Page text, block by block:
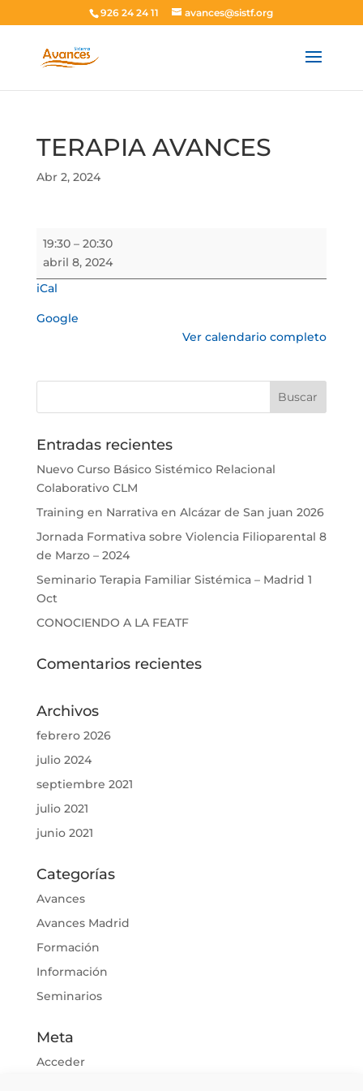
926 24 24 11 avances@sistf.org
TERAPIA AVANCES
Abr 2, 2024
TERAPIA
AVANCES
19:30 – 20:30
abril 8, 2024
iCal
Google
Ver calendario completo
Entradas recientes
Nuevo Curso Básico Sistémico Relacional
Colaborativo CLM
Training en Narrativa en Alcázar de San juan 2026
Jornada Formativa sobre Violencia Filioparental 8
de Marzo – 2024
Seminario Terapia Familiar Sistémica – Madrid 1
Oct
CONOCIENDO A LA FEATF
Comentarios recientes
Archivos
febrero 2026
julio 2024
septiembre 2021
julio 2021
junio 2021
Categorías
Avances
Avances Madrid
Formación
Información
Seminarios
Meta
Acceder